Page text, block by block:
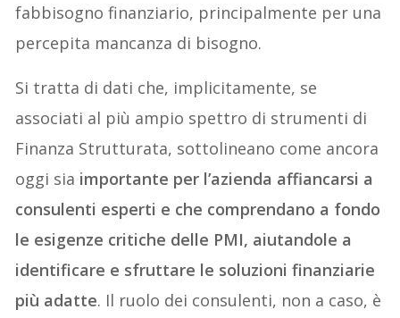
fabbisogno finanziario, principalmente per una
percepita mancanza di bisogno.
Si tratta di dati che, implicitamente, se
associati al più ampio spettro di strumenti di
Finanza Strutturata, sottolineano come ancora
oggi sia importante per l’azienda affiancarsi a
consulenti esperti e che comprendano a fondo
le esigenze critiche delle PMI, aiutandole a
identificare e sfruttare le soluzioni finanziarie
più adatte. Il ruolo dei consulenti, non a caso, è